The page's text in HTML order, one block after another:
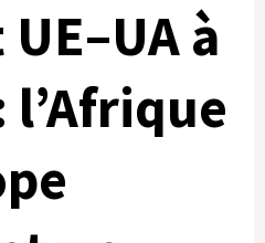
à
l’Afrique